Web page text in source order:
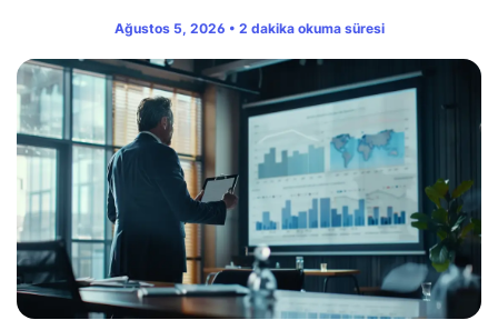
Ağustos 5, 2026 • 2 dakika okuma süresi